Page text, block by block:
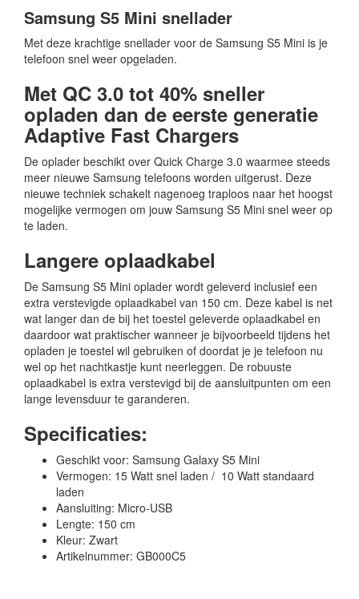
Samsung S5 Mini snellader
Met deze krachtige snellader voor de Samsung S5 Mini is je
telefoon snel weer opgeladen.
Met QC 3.0 tot 40% sneller
opladen dan de eerste generatie
Adaptive Fast Chargers
De oplader beschikt over Quick Charge 3.0 waarmee steeds
meer nieuwe Samsung telefoons worden uitgerust. Deze
nieuwe techniek schakelt nagenoeg traploos naar het hoogst
mogelijke vermogen om jouw Samsung S5 Mini snel weer op
te laden.
Langere oplaadkabel
De Samsung S5 Mini oplader wordt geleverd inclusief een
extra verstevigde oplaadkabel van 150 cm. Deze kabel is net
wat langer dan de bij het toestel geleverde oplaadkabel en
daardoor wat praktischer wanneer je bijvoorbeeld tijdens het
opladen je toestel wil gebruiken of doordat je je telefoon nu
wel op het nachtkastje kunt neerleggen. De robuuste
oplaadkabel is extra verstevigd bij de aansluitpunten om een
lange levensduur te garanderen.
Specificaties:
Geschikt voor: Samsung Galaxy S5 Mini
Vermogen: 15 Watt snel laden / 10 Watt standaard
laden
Aansluiting: Micro-USB
Lengte: 150 cm
Kleur: Zwart
Artikelnummer: GB000C5